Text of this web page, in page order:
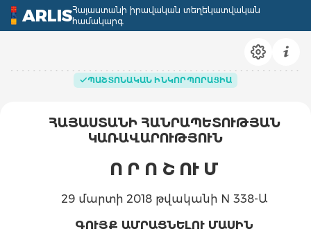
ARLISՀայաստանի իրավական տեղեկատվական
համակարգ
ՊԱՇՏՈՆԱԿԱՆ ԻՆԿՈՐՊՈՐԱՑԻԱ
ՀԱՅԱՍՏԱՆԻ ՀԱՆՐԱՊԵՏՈՒԹՅԱՆ
ԿԱՌԱՎԱՐՈՒԹՅՈՒՆ
Ո Ր Ո Շ ՈՒ Մ
29 մարտի 2018 թվականի N 338-Ա
ԳՈՒՅՔ ԱՄՐԱՑՆԵԼՈՒ ՄԱՍԻՆ